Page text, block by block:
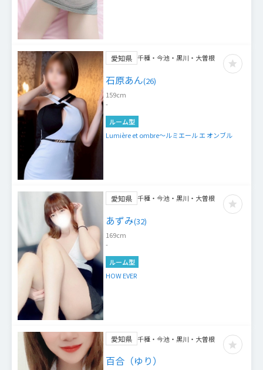
愛知県 千種・今池・黒川・大曽根
石原あん(26)
159cm
-
ルーム型
Lumière et ombre～ルミエール エ オンブル
愛知県 千種・今池・黒川・大曽根
あずみ(32)
169cm
-
ルーム型
HOW EVER
愛知県 千種・今池・黒川・大曽根
百合（ゆり）